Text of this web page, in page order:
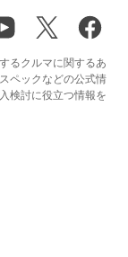
るクルマに関するあ
ペックなどの公式情
検討に役立つ情報を